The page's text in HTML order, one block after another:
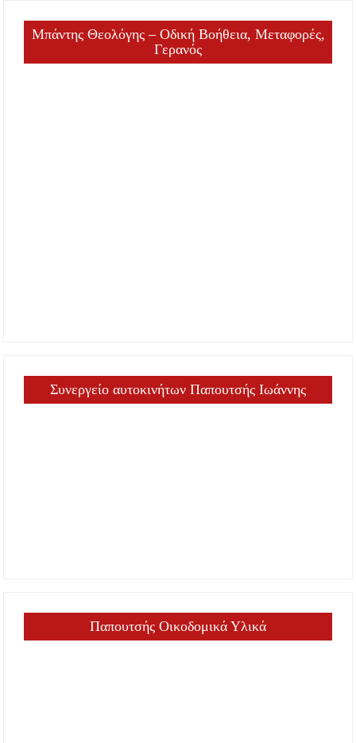
Μπάντης Θεολόγης – Οδική Βοήθεια, Μεταφορές,
Γερανός
Συνεργείο αυτοκινήτων Παπουτσής Ιωάννης
Παπουτσής Οικοδομικά Υλικά